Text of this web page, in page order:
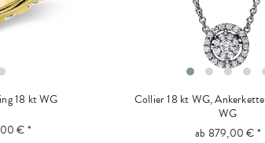
18 kt WG
€ *
Collier 18 kt WG, Ankerkette
WG
ab 879,00 € *